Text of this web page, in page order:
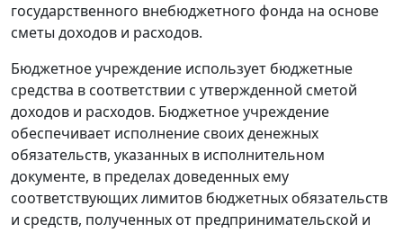
государственного внебюджетного фонда на основе
сметы доходов и расходов.
Бюджетное учреждение использует бюджетные
средства в соответствии с утвержденной сметой
доходов и расходов. Бюджетное учреждение
обеспечивает исполнение своих денежных
обязательств, указанных в исполнительном
документе, в пределах доведенных ему
соответствующих лимитов бюджетных обязательств
и средств, полученных от предпринимательской и